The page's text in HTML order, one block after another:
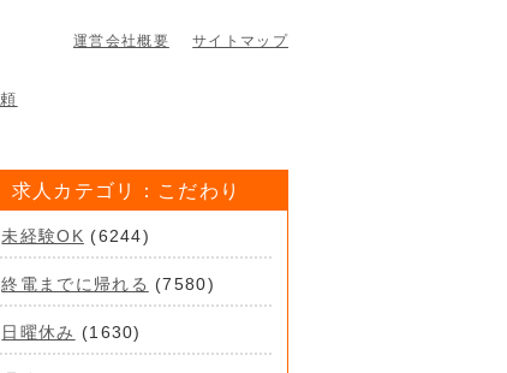
運営会社概要
サイトマップ
求人カテゴリ：こだわり
未経験OK (6244)
終電までに帰れる (7580)
日曜休み (1630)